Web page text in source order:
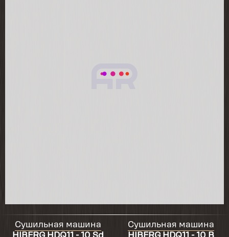
Сушильная машина
Сушильная машина